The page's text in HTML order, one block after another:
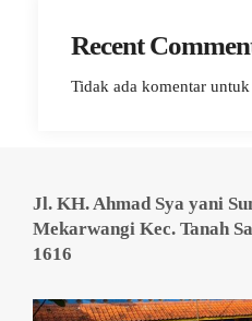
Recent
Tidak ada komentar
Jl. KH. Ahmad Sya yani
Mekarwangi Kec. Tanah
1616